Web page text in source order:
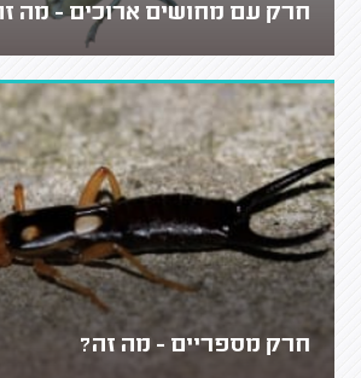
חרק עם מחושים ארוכים - מה
חרק מספריים - מה זה?